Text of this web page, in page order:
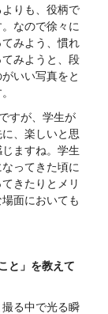
りも、役柄で
なので徐々に
みよう、慣れ
みようと、段
いい写真をと
すが、学生が
、楽しいと思
ますね。学生
ってきた頃に
きたりとメリ
面においても
と」を教えて
る中で光る瞬